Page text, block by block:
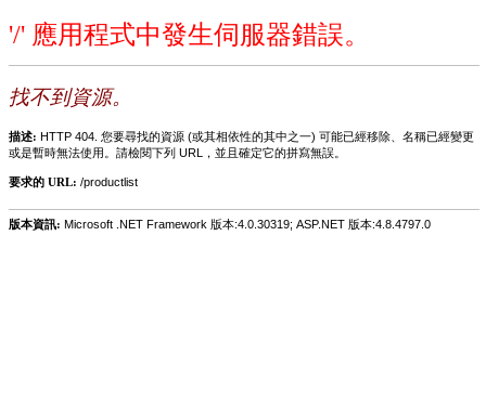
'/' 應用程式中發生伺服器錯誤。
找不到資源。
描述: HTTP 404. 您要尋找的資源 (或其相依性的其中之一) 可能已經移除、名稱已經變更
或是暫時無法使用。請檢閱下列 URL，並且確定它的拼寫無誤。
要求的 URL: /productlist
版本資訊: Microsoft .NET Framework 版本:4.0.30319; ASP.NET 版本:4.8.4797.0